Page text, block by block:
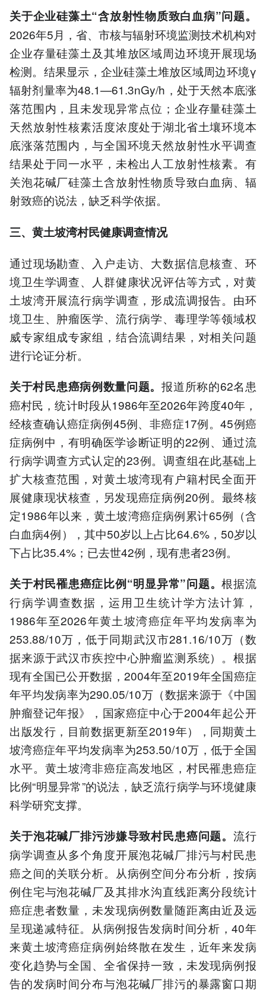
关于企业硅藻土“含放射性物质致白血病”问题。
2026年5月，省、市核与辐射环境监测技术机构对
企业存量硅藻土及其堆放区域周边环境开展现场
检测。结果显示，企业硅藻土堆放区域周边环境γ
辐射剂量率为48.1—61.3nGy/h，处于天然本底涨
落范围内，且未发现异常点位；企业存量硅藻土
天然放射性核素活度浓度处于湖北省土壤环境本
底涨落范围内，与全国环境天然放射性水平调查
结果处于同一水平，未检出人工放射性核素。有
关泡花碱厂硅藻土含放射性物质导致白血病、辐
射致癌的说法，缺乏科学依据。
三、黄土坡湾村民健康调查情况
通过现场勘查、入户走访、大数据信息核查、环
境卫生学调查、人群健康状况评估等方式，对黄
土坡湾开展流行病学调查，形成流调报告。由环
境卫生、肿瘤医学、流行病学、毒理学等领域权
威专家组成专家组，结合流调结果，对相关问题
进行论证分析。
关于村民患癌病例数量问题。报道所称的62名患
癌村民，统计时段从1986年至2026年跨度40年，
经核查确认癌症病例45例、非癌症17例。45例癌
症病例中，有明确医学诊断证明的22例、通过流
行病学调查方式认定的23例。调查组在此基础上
扩大核查范围，对黄土坡湾现有户籍村民全面开
展健康现状核查，另发现癌症病例20例。最终核
定1986年以来，黄土坡湾癌症病例累计65例（含
白血病4例），其中50岁以上占比64.6%，50岁以
下占比35.4%；已去世42例，现有患者23例。
关于村民罹患癌症比例“明显异常”问题。根据流
行病学调查数据，运用卫生统计学方法计算，
1986年至2026年黄土坡湾癌症年平均发病率为
253.88/10万，低于同期武汉市281.16/10万（数
据来源于武汉市疾控中心肿瘤监测系统）。根据
现有全国已公开数据，2004年至2019年全国癌症
年平均发病率为290.05/10万（数据来源于《中国
肿瘤登记年报》，国家癌症中心于2004年起公开
出版发行，目前数据更新至2019年），同期黄土
坡湾癌症年平均发病率为253.50/10万，低于全国
水平。黄土坡湾非癌症高发地区，村民罹患癌症
比例“明显异常”的说法，缺乏流行病学与环境健康
科学研究支撑。
关于泡花碱厂排污涉嫌导致村民患癌问题。流行
病学调查从多个角度开展泡花碱厂排污与村民患
癌之间的关联分析。从病例空间分布分析，按病
例住宅与泡花碱厂及其排水沟直线距离分段统计
癌症患者数量，未发现病例数量随距离由近及远
呈现递减特征。从病例报告发病时间分析，40年
来黄土坡湾癌症病例始终散在发生，近年来发病
变化趋势与全国、全省保持一致，未发现病例报
告的发病时间分布与泡花碱厂排污的暴露窗口期